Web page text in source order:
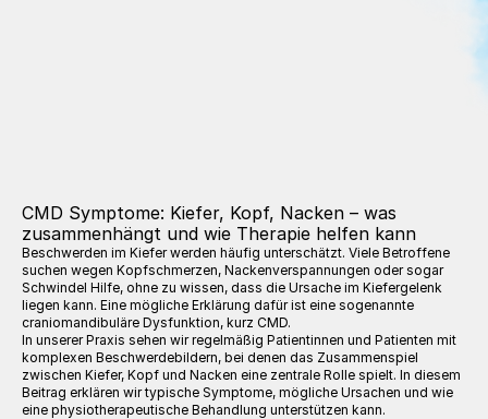
CMD Symptome: Kiefer, Kopf, Nacken – was
zusammenhängt und wie Therapie helfen kann
Beschwerden im Kiefer werden häufig unterschätzt. Viele Betroffene
suchen wegen Kopfschmerzen, Nackenverspannungen oder sogar
Schwindel Hilfe, ohne zu wissen, dass die Ursache im Kiefergelenk
liegen kann. Eine mögliche Erklärung dafür ist eine sogenannte
craniomandibuläre Dysfunktion, kurz CMD.
In unserer Praxis sehen wir regelmäßig Patientinnen und Patienten mit
komplexen Beschwerdebildern, bei denen das Zusammenspiel
zwischen Kiefer, Kopf und Nacken eine zentrale Rolle spielt. In diesem
Beitrag erklären wir typische Symptome, mögliche Ursachen und wie
eine physiotherapeutische Behandlung unterstützen kann.